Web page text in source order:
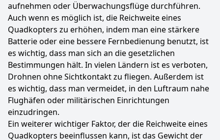
aufnehmen oder Überwachungsflüge durchführen.
Auch wenn es möglich ist, die Reichweite eines
Quadkopters zu erhöhen, indem man eine stärkere
Batterie oder eine bessere Fernbedienung benutzt, ist
es wichtig, dass man sich an die gesetzlichen
Bestimmungen hält. In vielen Ländern ist es verboten,
Drohnen ohne Sichtkontakt zu fliegen. Außerdem ist
es wichtig, dass man vermeidet, in den Luftraum nahe
Flughäfen oder militärischen Einrichtungen
einzudringen.
Ein weiterer wichtiger Faktor, der die Reichweite eines
Quadkopters beeinflussen kann, ist das Gewicht der